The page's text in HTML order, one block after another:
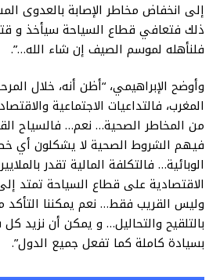
إلى انخفاض مخاطر الإصابة بالعدوى
ذلك فتعافي قطاع السياحة سيأخذ و
فلنأهله لموسم الصيف إن شاء الله…”.
وأوضح الإبراهيمي، “أظن أنه، خلال
المغرب، فالتداعيات الاجتماعية
من المخاطر الصحية… نعم… فالسياح
فيهم الشروط الصحية لا يشكلون أي
الوبائية… فالتكلفة المالية تقدر
الاقتصادية على قطاع السياحة تمتد
وليس القريب فقط… نعم يمكننا التأكد
بالتلقيح والتحاليل… و يمكن أن نزيد
بسيادة كاملة كما تفعل جميع الدول”.